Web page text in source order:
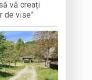
vă creați
de vise”